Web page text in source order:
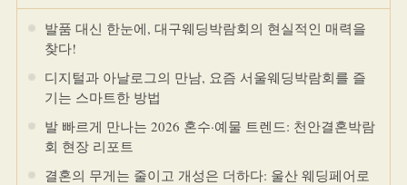
발품 대신 한눈에, 대구웨딩박람회의 현실적인 매력을
찾다!
디지털과 아날로그의 만남, 요즘 서울웨딩박람회를 즐
기는 스마트한 방법
발 빠르게 만나는 2026 혼수·예물 트렌드: 천안결혼박람
회 현장 리포트
결혼의 무게는 줄이고 개성은 더하다: 울산 웨딩페어로